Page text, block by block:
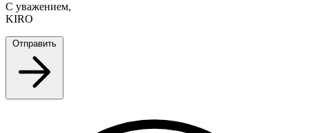
С уважением,
KIRO
Отправить